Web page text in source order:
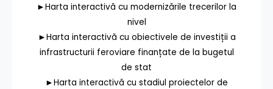
►Harta interactivă cu modernizările trecerilor la
nivel
►Harta interactivă cu obiectivele de investiții a
infrastructurii feroviare finanțate de la bugetul
de stat
►Harta interactivă cu stadiul proiectelor de